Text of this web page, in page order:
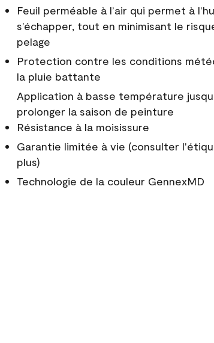
Feuil perméable à l’air qui permet à
s’échapper, tout en minimisant le
pelage
Protection contre les conditions
la pluie battante
Application à basse température
prolonger la saison de peinture
Résistance à la moisissure
Garantie limitée à vie (consulter
plus)
Technologie de la couleur GennexMD